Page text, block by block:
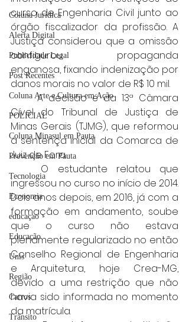
Coluna Jurídica
Alerta Digital
Publicidade Legal
Post Recentes
Coluna Arte e Cultura em Ação
POLICIAL
Coluna Minasul em Pauta
Prevenção em Pauta
Tecnologia
Economia
educaçao
Educação
Unis
Região
Carros
Trânsito
curso de Engenharia Civil junto ao
órgão fiscalizador da profissão. A
Justiça considerou que a omissão
configurou propaganda
enganosa, fixando indenização por
danos morais no valor de R$ 10 mil.
	A decisão é da 13ª Câmara
Cível do Tribunal de Justiça de
Minas Gerais (TJMG), que reformou
a sentença inicial da Comarca de
Juiz de Fora.
ingressou no curso no início de 2014.
Dois anos depois, em 2016, já com a
formação em andamento, soube
que o curso não estava
plenamente regularizado no então
Conselho Regional de Engenharia
e Arquitetura, hoje Crea-MG,
devido a uma restrição que não
havia sido informada no momento
da matrícula.